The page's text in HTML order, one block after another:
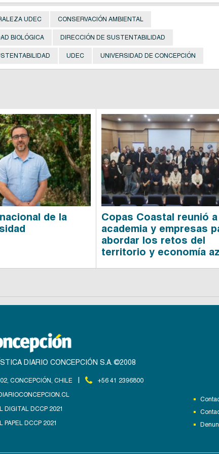
UDEC CONSERVACIÓN AMBIENTAL
BIOLÓGICA DIRECCIÓN DE SUSTENTABILIDAD
UDEC UNIVERSIDAD DE CONCEPCIÓN
de la
Copas Coastal reunió
academia y empresas
abordar los retos del
territorio y economía
DIARIO CONCEPCIÓN S.A. ©2008
CONCEPCIÓN, CHILE
+56 41 2396800
DIGITAL DCCP 2021
PAPEL DCCP 2021